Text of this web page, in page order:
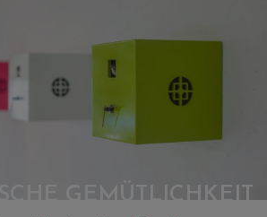
GEMÜTLICHKEIT